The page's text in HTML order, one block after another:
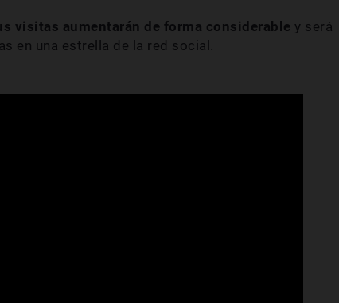
visitas aumentarán de forma considerable y será
en una estrella de la red social.